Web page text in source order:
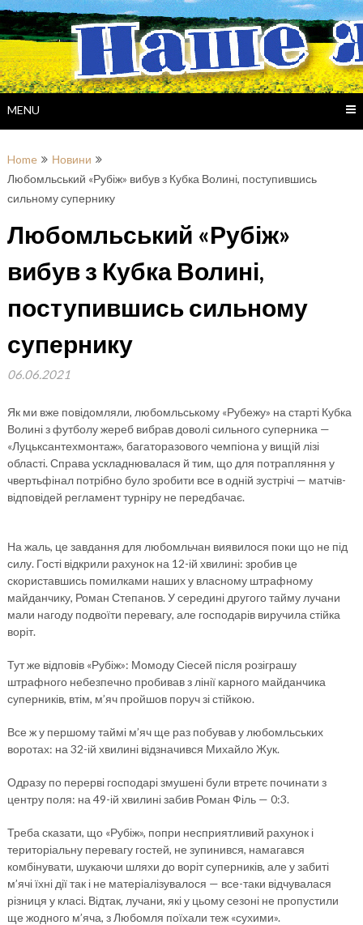
Skip
to
content
MENU
Home
Новини
Любомльський «Рубіж» вибув з Кубка Волині, поступившись
сильному супернику
Любомльський «Рубіж»
вибув з Кубка Волині,
поступившись сильному
супернику
06.06.2021
Як ми вже повідомляли, любомльському «Рубежу» на старті Кубка
Волині з футболу жереб вибрав доволі сильного суперника —
«Луцьксантехмонтаж», багаторазового чемпіона у вищій лізі
області. Справа ускладнювалася й тим, що для потрапляння у
чвертьфінал потрібно було зробити все в одній зустрічі — матчів-
відповідей регламент турніру не передбачає.
На жаль, це завдання для любомльчан виявилося поки що не під
силу. Гості відкрили рахунок на 12-ій хвилині: зробив це
скориставшись помилками наших у власному штрафному
майданчику, Роман Степанов. У середині другого тайму лучани
мали нагоду подвоїти перевагу, але господарів виручила стійка
воріт.
Тут же відповів «Рубіж»: Момоду Сіесей після розіграшу
штрафного небезпечно пробивав з лінії карного майданчика
суперників, втім, м’яч пройшов поруч зі стійкою.
Все ж у першому таймі м’яч ще раз побував у любомльських
воротах: на 32-ій хвилині відзначився Михайло Жук.
Одразу по перерві господарі змушені були втретє починати з
центру поля: на 49-ій хвилині забив Роман Філь — 0:3.
Треба сказати, що «Рубіж», попри несприятливий рахунок і
територіальну перевагу гостей, не зупинився, намагався
комбінувати, шукаючи шляхи до воріт суперників, але у забиті
м’ячі їхні дії так і не матеріалізувалося — все-таки відчувалася
різниця у класі. Відтак, лучани, які у цьому сезоні не пропустили
ще жодного м’яча, з Любомля поїхали теж «сухими».